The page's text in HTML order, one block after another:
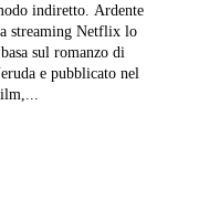
Ardente
streaming Netflix lo
sul romanzo di
e pubblicato nel